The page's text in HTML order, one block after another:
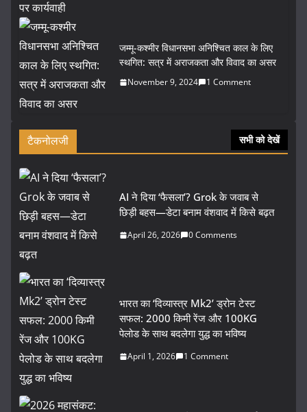
जम्मू-कश्मीर विधानसभा अनिश्चित काल के लिए
स्थगित: सत्र में अराजकता और विवाद का असर
November 9, 2024 1 Comment
टैकनोलजी सभी को देखें
AI ने दिया ‘फैसला’? Grok के जवाब से
छिड़ी बहस—डेटा बनाम वंशवाद में किसे बढ़त
April 26, 2026 0 Comments
भारत का ‘दिव्यास्त्र Mk2’ ड्रोन टेस्ट
सफल: 2000 किमी रेंज और 100KG
पेलोड के साथ बदलेगा युद्ध का भविष्य
April 1, 2026 1 Comment